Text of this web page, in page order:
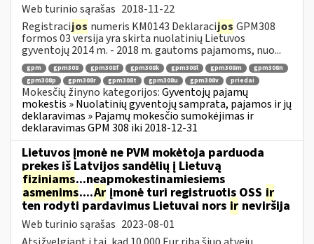
Web turinio sąrašas 2018-11-22
Registracijos numeris KM0143 Deklaracijos GPM308
formos 03 versija yra skirta nuolatinių Lietuvos
gyventojų 2014 m. - 2018 m. gautoms pajamoms, nuo...
gpm gpm308 gpm308f gpm308k gpm308l gpm308m
gpm308n
gpm308p
gpm308r gpm308t gpm308u gpm308v priedai
Mokesčių žinyno kategorijos:Gyventojų pajamų
mokestis » Nuolatinių gyventojų samprata, pajamos ir jų
deklaravimas » Pajamų mokesčio sumokėjimas ir
deklaravimas GPM 308 iki 2018-12-31
Lietuvos įmonė ne PVM mokėtoja parduoda
prekes iš Latvijos sandėlių į Lietuvą
fiziniams...neapmokestinamiesiems
asmenims....Ar įmonė turi registruotis OSS ir
ten rodyti pardavimus Lietuvai nors ir neviršija
Web turinio sąrašas 2023-08-01